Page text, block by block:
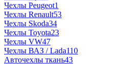
Чехлы Peugeot1
Чехлы Renault53
Чехлы Skoda34
Чехлы Toyota23
Чехлы VW47
Чехлы ВАЗ / Lada110
Авточехлы ткань43